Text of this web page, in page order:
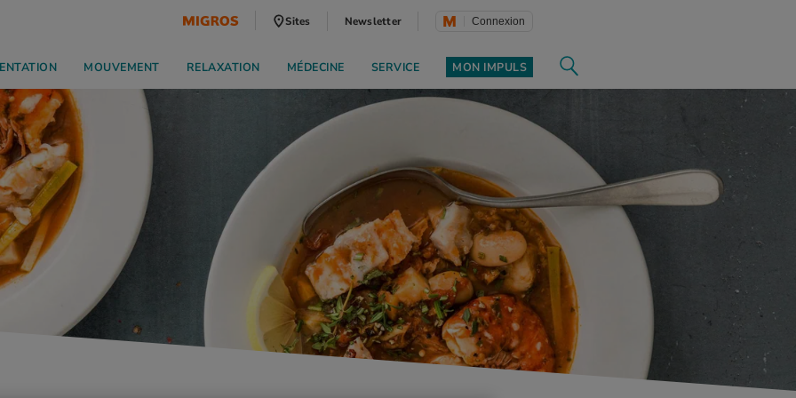
Sites Newsletter Connexion
MOUVEMENT RELAXATION MÉDECINE SERVICE MON IMPULS